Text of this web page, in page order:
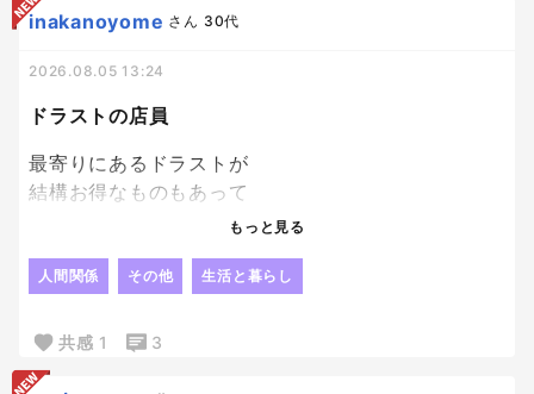
たまにまた確認しちゃう😂
思うときはたいていかけてる。
でも忘れてた時は
鍵かけたかどうかを考えすらしなかった。笑
確認の癖をつけることも大事だよね。
ドラストの店員
inakanoyome さん 30代
2026.08.05 13:24
最寄りにあるドラストが
結構お得なものもあって
近いしよく行くんだけど、
前々から思ってたはいたけど、
店長さんと思われる男性の店員さんだけは
すっごい愛想良くて、
もっと見る
人間関係 その他 生活と暮らし
共感 1 3